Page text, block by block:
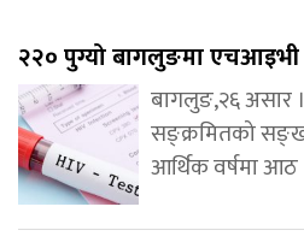
२२० पुग्यो बागलुङमा
बागलुङ,२६ असार
सङ्क्रमितको
आर्थिक वर्षमा आठ